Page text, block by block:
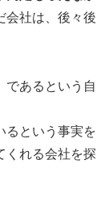
会社は、後々後
であるという自
るという事実を
くれる会社を探